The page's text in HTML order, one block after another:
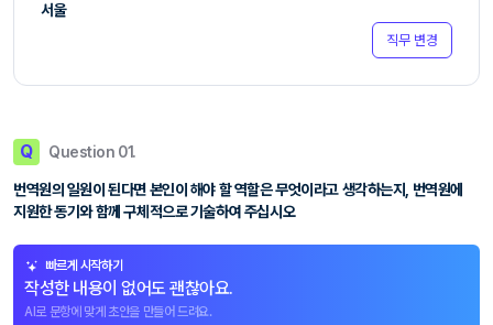
서울
직무 변경
Q Question 01.
번역원의 일원이 된다면 본인이 해야 할 역할은 무엇이라고 생각하는지, 번역원에
지원한 동기와 함께 구체적으로 기술하여 주십시오
빠르게 시작하기
작성한 내용이 없어도 괜찮아요.
AI로 문항에 맞게 초안을 만들어 드려요.